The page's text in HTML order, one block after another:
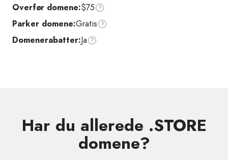
Overfør domene:$75
Parker domene:Gratis
Domenerabatter:Ja
Har du allerede .STORE
domene?